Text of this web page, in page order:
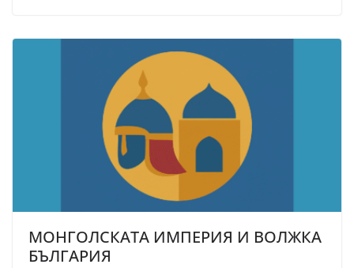
МОНГОЛСКАТА ИМПЕРИЯ И ВОЛЖКА
БЪЛГАРИЯ